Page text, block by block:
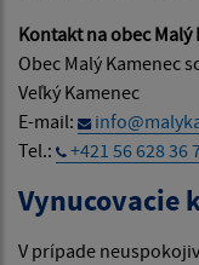
Kontakt na obec Malý
Obec Malý Kamenec
Veľký Kamenec
E-mail:
Tel.:
+421 56 628 36
Vynucovacie
V prípade